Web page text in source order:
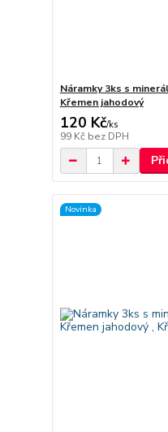
Náramky 3ks s
Křemen jahodový
120 Kč/ks
99 Kč bez DPH
Novinka